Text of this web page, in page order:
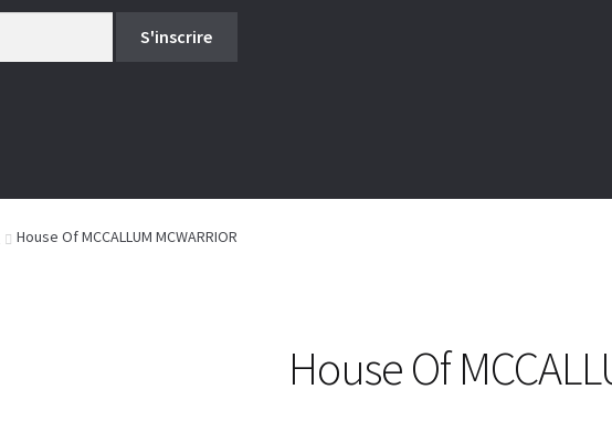
House Of MCCALLUM MCWARRIOR
House Of